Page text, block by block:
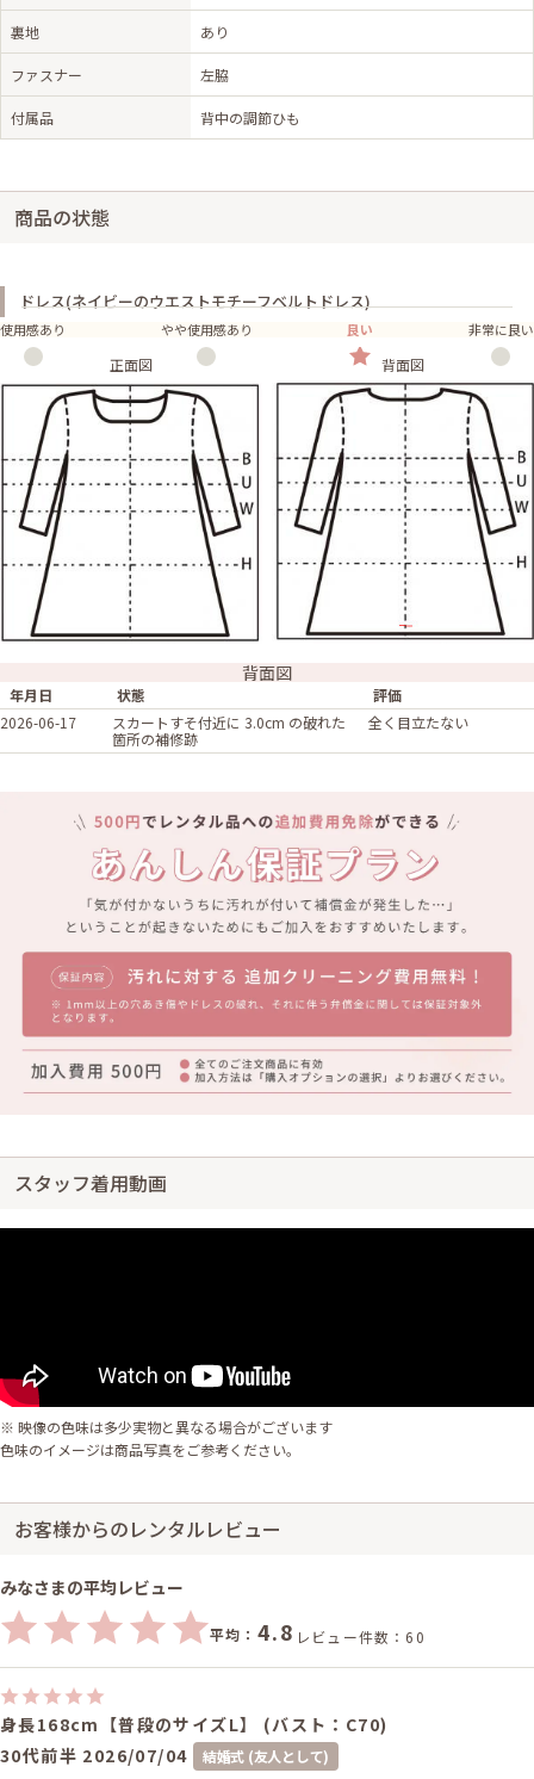
裏地 あり
ファスナー 左脇
付属品 背中の調節ひも
商品の状態
ドレス(ネイビーのウエストモチーフベルトドレス)
使用感あり やや使用感あり 良い 非常に良い
正面図 背面図
背面図
年月日 状態
評価
2026-06-17
スカートすそ付近に 3.0cm の破れた
箇所の補修跡
全く目立たない
スタッフ着用動画
※ 映像の色味は多少実物と異なる場合がございます
色味のイメージは商品写真をご参考ください。
お客様からのレンタルレビュー
みなさまの平均レビュー
平均： 4.8 レビュー件数：60
身長168cm【普段のサイズL】 (バスト：C70)
30代前半 2026/07/04
結婚式 (友人として)